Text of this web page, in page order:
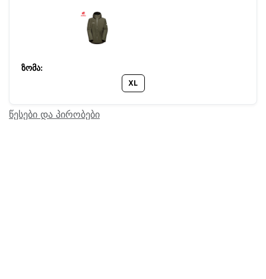
XL
წესები და პირობები